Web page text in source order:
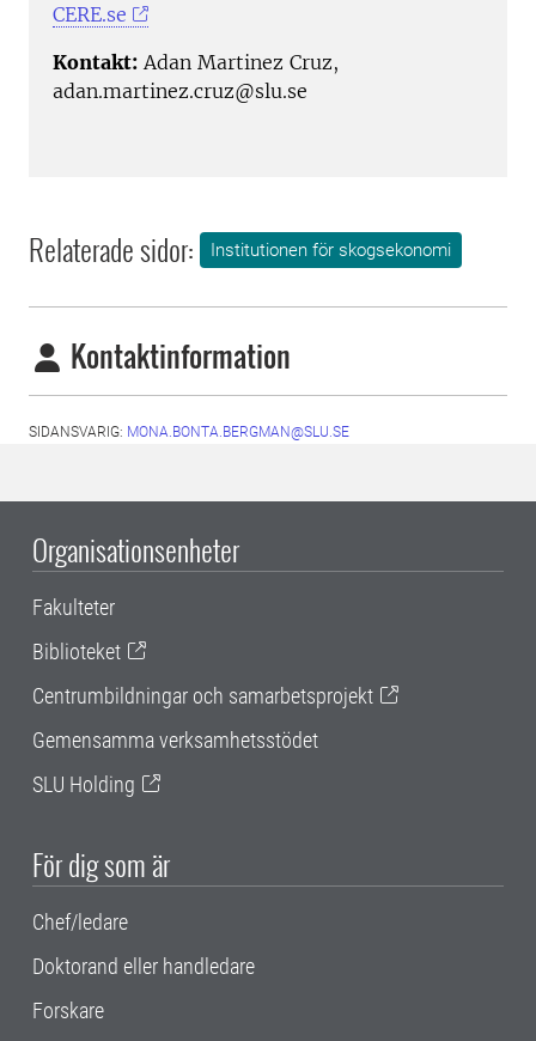
CERE.se
Kontakt: Adan Martinez Cruz,
adan.martinez.cruz@slu.se
Relaterade sidor: Institutionen för skogsekonomi
Kontaktinformation
SIDANSVARIG: MONA.BONTA.BERGMAN@SLU.SE
Organisationsenheter
Fakulteter
Biblioteket
Centrumbildningar och samarbetsprojekt
Gemensamma verksamhetsstödet
SLU Holding
För dig som är
Chef/ledare
Doktorand eller handledare
Forskare